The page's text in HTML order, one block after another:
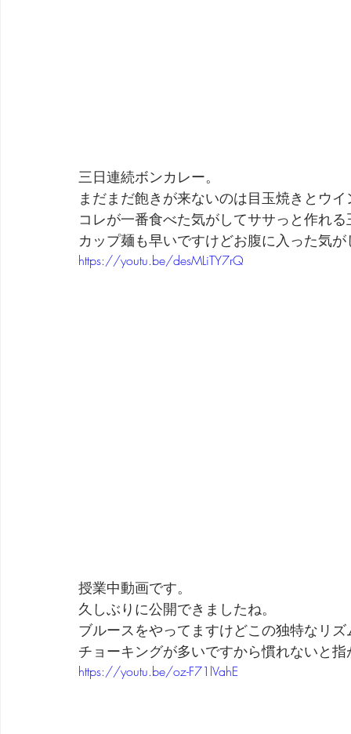
三日連続ボンカレー。
まだまだ飽きが来ないのは目玉焼きとウ
コレが一番食べた気がしてササっと作れ
カップ麺も早いですけどお腹に入った気
https://youtu.be/desMLiTY7rQ
授業中動画です。
久しぶりに公開できましたね。
ブルースをやってますけどこの独特なリ
チョーキングが多いですから慣れないと
https://youtu.be/oz-F71lVahE